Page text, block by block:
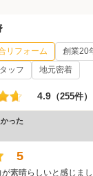
リフォーム 創業20
ッフ 地元密着
4.9 （255件）
った
5
素晴らしいと感じま